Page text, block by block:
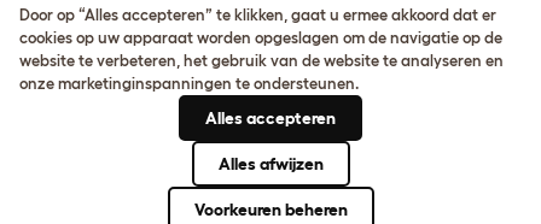
Gebruiksvoorwaarden
Cookie & privacybeleid
Cookie Settings
Sitemap
BTW-nummer: DE317631106
Door op “Alles accepteren” te klikken, gaat u ermee akkoord dat er
cookies op uw apparaat worden opgeslagen om de navigatie op de
website te verbeteren, het gebruik van de website te analyseren en
onze marketinginspanningen te ondersteunen.
Alles accepteren
Alles afwijzen
Voorkeuren beheren